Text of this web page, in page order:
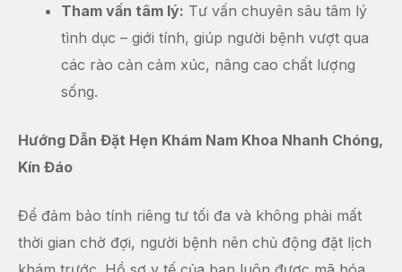
Tham vấn tâm lý: Tư vấn chuyên sâu tâm lý
tình dục – giới tính, giúp người bệnh vượt qua
các rào cản cảm xúc, nâng cao chất lượng
sống.
Hướng Dẫn Đặt Hẹn Khám Nam Khoa Nhanh Chóng,
Kín Đáo
Để đảm bảo tính riêng tư tối đa và không phải mất
thời gian chờ đợi, người bệnh nên chủ động đặt lịch